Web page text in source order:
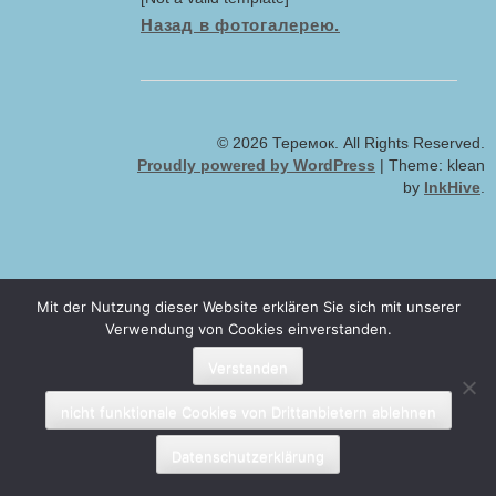
Назад в фотогалерею.
© 2026 Теремок. All Rights Reserved.
Proudly powered by WordPress | Theme: klean
by InkHive.
Mit der Nutzung dieser Website erklären Sie sich mit unserer
Verwendung von Cookies einverstanden.